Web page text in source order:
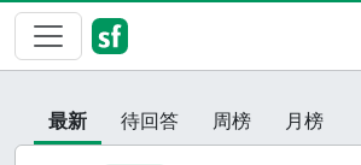
最新 待回答 周榜 月榜